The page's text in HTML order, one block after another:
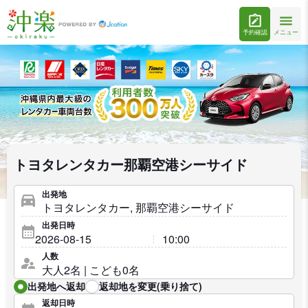
予約確認 メニュー
トヨタレンタカー那覇空港シーサイド
出発地
出発日時
人数
出発地へ返却 返却地を変更(乗り捨て)
返却日時